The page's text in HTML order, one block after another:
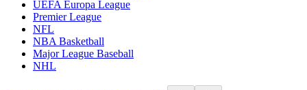
UEFA Europa League
Premier League
NFL
NBA Basketball
Major League Baseball
NHL